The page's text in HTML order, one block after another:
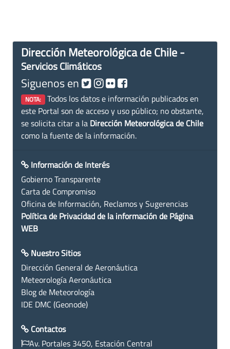
Dirección Meteorológica de Chile -
Servicios Climáticos
Siguenos en
NOTA: Todos los datos e información publicados en
este Portal son de acceso y uso público; no obstante,
se solicita citar a la Dirección Meteorológica de Chile
como la fuente de la información.
Información de Interés
Gobierno Transparente
Carta de Compromiso
Oficina de Información, Reclamos y Sugerencias
Política de Privacidad de la información de Página
WEB
Nuestro Sitios
Dirección General de Aeronáutica
Meteorología Aeronáutica
Blog de Meteorología
IDE DMC (Geonode)
Contactos
Av. Portales 3450, Estación Central